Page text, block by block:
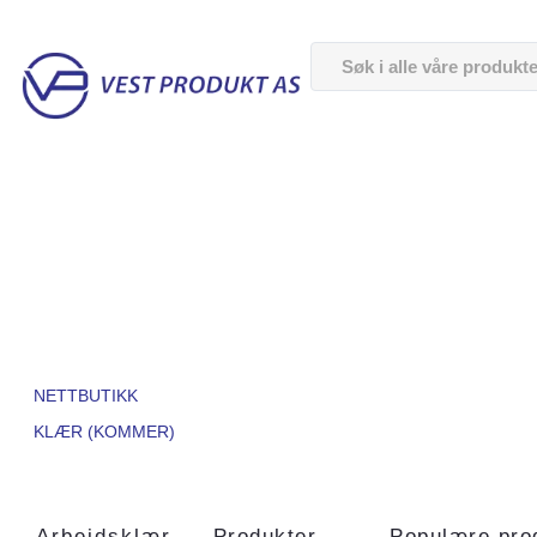
NETTBUTIKK
KLÆR (KOMMER)